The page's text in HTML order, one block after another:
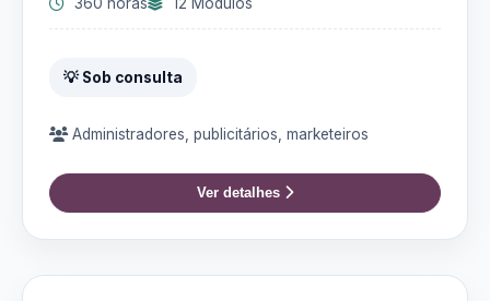
360 horas 12 Módulos
💡 Sob consulta
Administradores, publicitários, marketeiros
Ver detalhes